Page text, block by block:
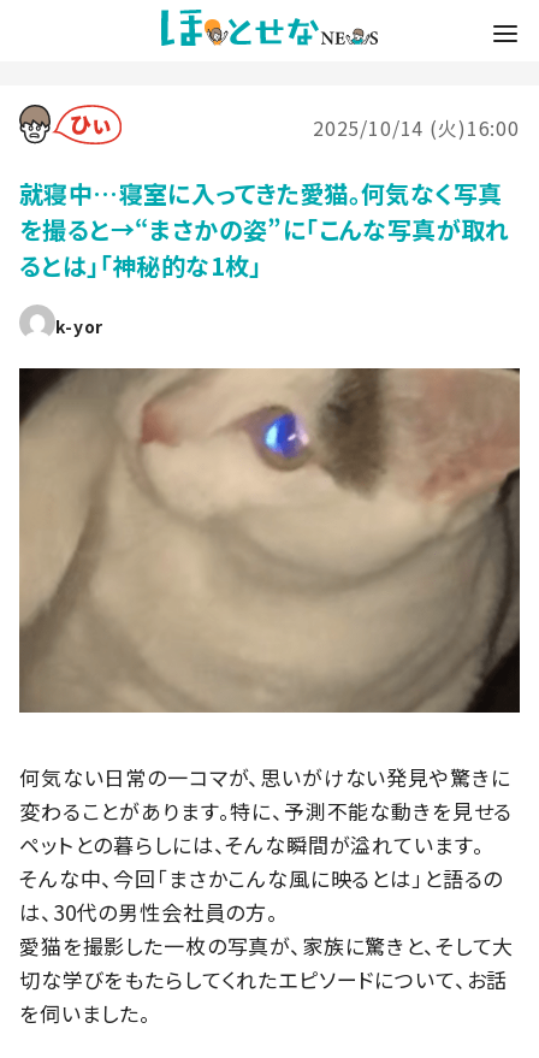
2025/10/14 (火)16:00
就寝中…寝室に入ってきた愛猫。何気なく写真
を撮ると→“まさかの姿”に「こんな写真が取れ
るとは」「神秘的な1枚」
k-yor
何気ない日常の一コマが、思いがけない発見や驚きに
変わることがあります。特に、予測不能な動きを見せる
ペットとの暮らしには、そんな瞬間が溢れています。
そんな中、今回「まさかこんな風に映るとは」と語るの
は、30代の男性会社員の方。
愛猫を撮影した一枚の写真が、家族に驚きと、そして大
切な学びをもたらしてくれたエピソードについて、お話
を伺いました。